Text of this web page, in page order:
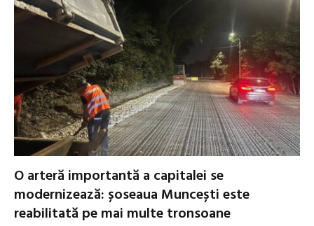
O arteră importantă a capitalei se
modernizează: șoseaua Muncești este
reabilitată pe mai multe tronsoane